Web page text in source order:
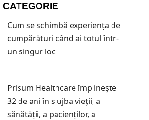
Cum se schimbă experiența de
cumpărături când ai totul într-
un singur loc
Prisum Healthcare împlinește
32 de ani în slujba vieții, a
sănătății, a pacienților, a